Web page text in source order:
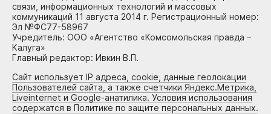
связи, информационных технологий и массовых
коммуникаций 11 августа 2014 г. Регистрационный номер:
Эл №ФС77-58967
Учредитель: ООО «Агентство «Комсомольская правда –
Калуга»
Главный редактор: Ивкин В.П.
Сайт использует IP адреса, cookie, данные геолокации
Пользователей сайта, а также счетчики Яндекс.Метрика,
Liveinternet и Google-анатилика. Условия использования
содержатся в Политике по защите персональных данных.